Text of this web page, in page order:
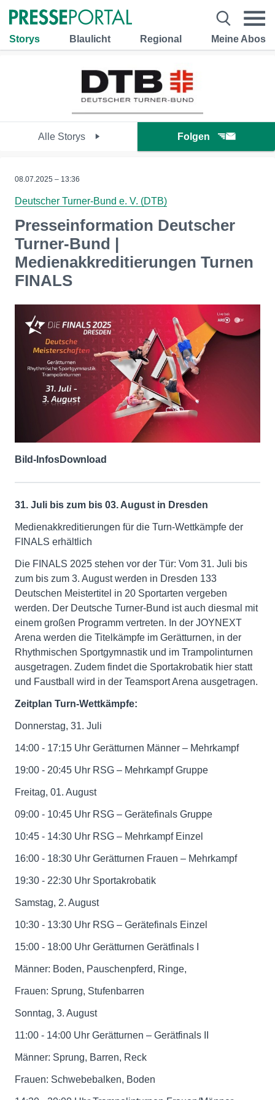
Storys Blaulicht Regional Meine Abos
Alle Storys Folgen
08.07.2025 – 13:36
Deutscher Turner-Bund e. V. (DTB)
Presseinformation Deutscher
Turner-Bund |
Medienakkreditierungen Turnen
FINALS
Bild-InfosDownload
31. Juli bis zum bis 03. August in Dresden
Medienakkreditierungen für die Turn-Wettkämpfe der
FINALS erhältlich
Die FINALS 2025 stehen vor der Tür: Vom 31. Juli bis
zum bis zum 3. August werden in Dresden 133
Deutschen Meistertitel in 20 Sportarten vergeben
werden. Der Deutsche Turner-Bund ist auch diesmal mit
einem großen Programm vertreten. In der JOYNEXT
Arena werden die Titelkämpfe im Gerätturnen, in der
Rhythmischen Sportgymnastik und im Trampolinturnen
ausgetragen. Zudem findet die Sportakrobatik hier statt
und Faustball wird in der Teamsport Arena ausgetragen.
Zeitplan Turn-Wettkämpfe:
Donnerstag, 31. Juli
14:00 - 17:15 Uhr Gerätturnen Männer – Mehrkampf
19:00 - 20:45 Uhr RSG – Mehrkampf Gruppe
Freitag, 01. August
09:00 - 10:45 Uhr RSG – Gerätefinals Gruppe
10:45 - 14:30 Uhr RSG – Mehrkampf Einzel
16:00 - 18:30 Uhr Gerätturnen Frauen – Mehrkampf
19:30 - 22:30 Uhr Sportakrobatik
Samstag, 2. August
10:30 - 13:30 Uhr RSG – Gerätefinals Einzel
15:00 - 18:00 Uhr Gerätturnen Gerätfinals I
Männer: Boden, Pauschenpferd, Ringe,
Frauen: Sprung, Stufenbarren
Sonntag, 3. August
11:00 - 14:00 Uhr Gerätturnen – Gerätfinals II
Männer: Sprung, Barren, Reck
Frauen: Schwebebalken, Boden